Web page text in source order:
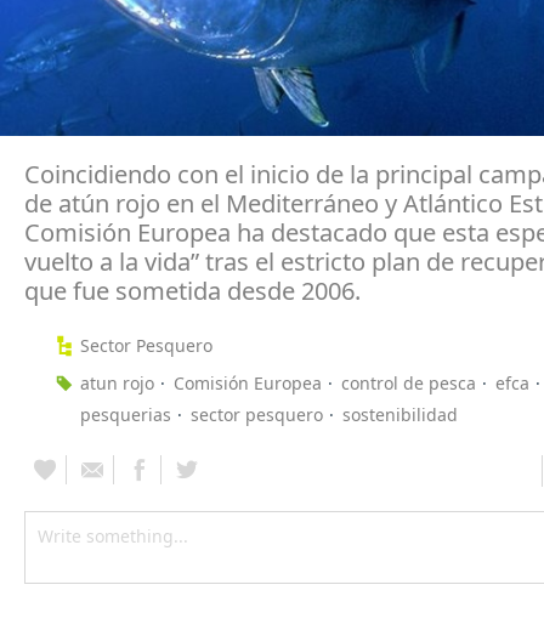
Coincidiendo con el inicio de la principal
de atún rojo en el Mediterráneo y Atlántico
Comisión Europea ha destacado que esta
vuelto a la vida” tras el estricto plan de
que fue sometida desde 2006.
Sector Pesquero
atun rojo
Comisión Europea control de pesca
efca
pesquerias
sector pesquero sostenibilidad